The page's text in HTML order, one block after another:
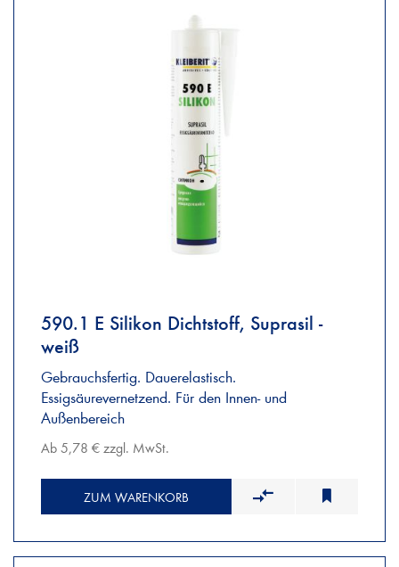
590.1 E Silikon Dichtstoff, Suprasil -
weiß
Gebrauchsfertig. Dauerelastisch.
Essigsäurevernetzend. Für den Innen- und
Außenbereich
Ab 5,78 € zzgl. MwSt.
ZUM WARENKORB